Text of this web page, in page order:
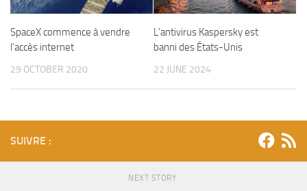
SpaceX commence à vendre
l’accès internet
29 OCTOBER 2020
L’antivirus Kaspersky est
banni des États-Unis
22 JUNE 2024
SUIVRE :
NEXT STORY